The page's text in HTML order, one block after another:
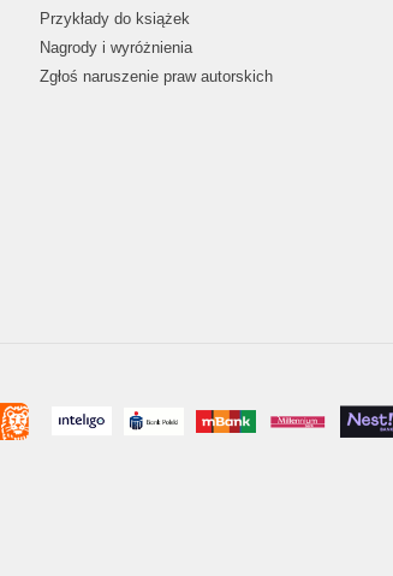
Przykłady do książek
Nagrody i wyróżnienia
Zgłoś naruszenie praw autorskich